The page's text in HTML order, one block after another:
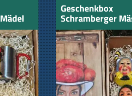
Geschenkbox
Schramberger